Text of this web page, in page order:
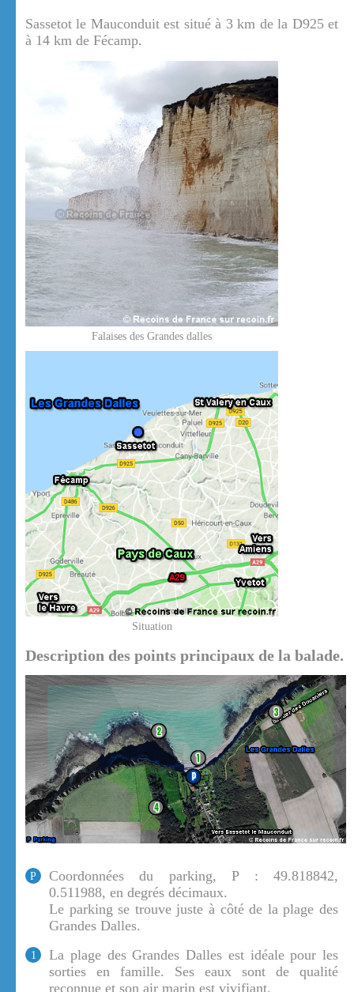
Sassetot le Mauconduit est situé à 3 km de la D925 et
à 14 km de Fécamp.
Falaises des Grandes dalles
Situation
Description des points principaux de la balade.
P
Coordonnées du parking, P : 49.818842,
0.511988, en degrés décimaux.
Le parking se trouve juste à côté de la plage des
Grandes Dalles.
1
La plage des Grandes Dalles est idéale pour les
sorties en famille. Ses eaux sont de qualité
reconnue et son air marin est vivifiant.